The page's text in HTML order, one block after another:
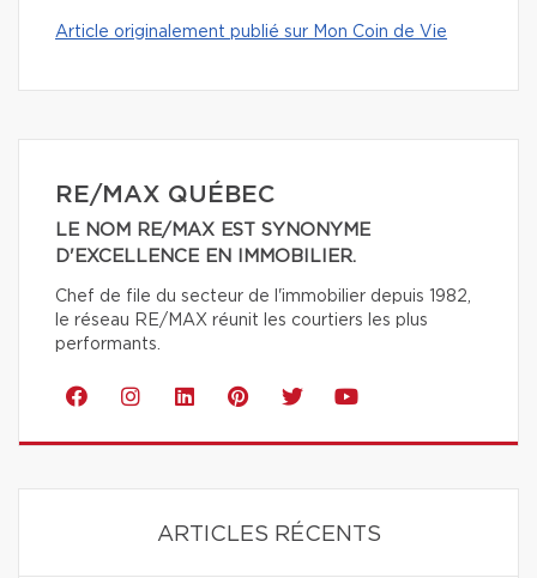
Article originalement publié sur Mon Coin de Vie
RE/MAX QUÉBEC
LE NOM RE/MAX EST SYNONYME
D'EXCELLENCE EN IMMOBILIER.
Chef de file du secteur de l'immobilier depuis 1982,
le réseau RE/MAX réunit les courtiers les plus
performants.
ARTICLES RÉCENTS